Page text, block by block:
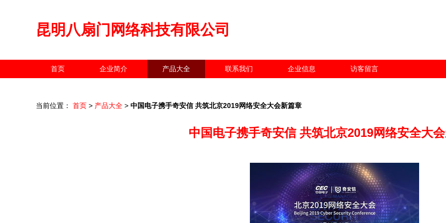
昆明八扇门网络科技有限公司
首页 企业简介 产品大全 联系我们 企业信息 访客留言
当前位置： 首页 > 产品大全 > 中国电子携手奇安信 共筑北京2019网络安全大会新篇章
中国电子携手奇安信 共筑北京2019网络安全大